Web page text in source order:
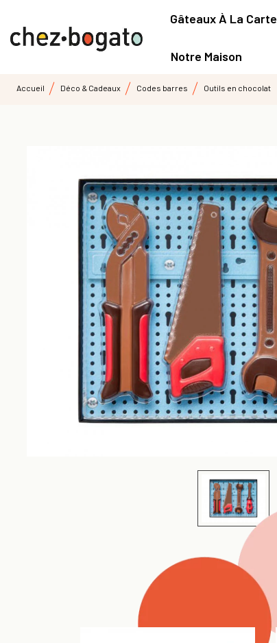
Gâteaux À La Carte
Notre Maison
Accueil Déco & Cadeaux Codes barres Outils en chocolat